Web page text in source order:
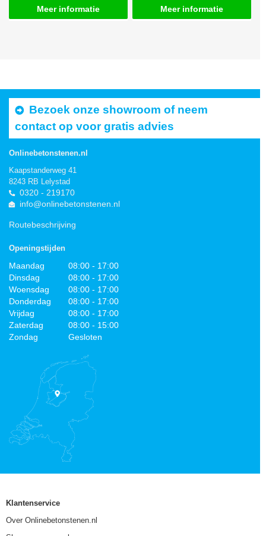
Meer informatie Meer informatie
Bezoek onze showroom of neem
contact op voor gratis advies
Onlinebetonstenen.nl
Kaapstanderweg 41
8243 RB Lelystad
0320 - 219170
info@onlinebetonstenen.nl
Routebeschrijving
Openingstijden
Maandag
08:00 - 17:00
Dinsdag
08:00 - 17:00
Woensdag
08:00 - 17:00
Donderdag
08:00 - 17:00
Vrijdag
08:00 - 17:00
Zaterdag
08:00 - 15:00
Zondag
Gesloten
Klantenservice
Over Onlinebetonstenen.nl